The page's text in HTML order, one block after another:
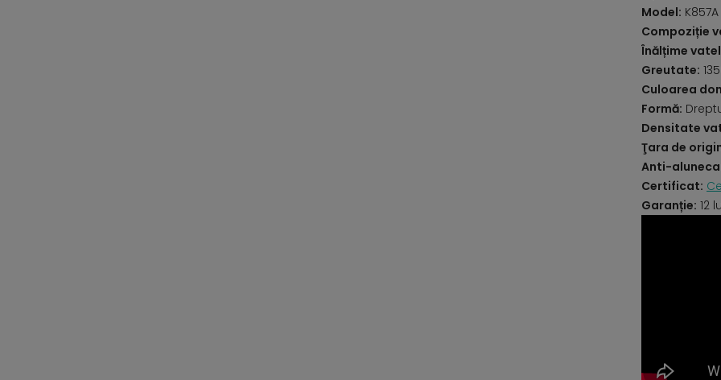
Model: K857A
Compoziție
Înălțime
Greutate:
Culoarea
Formă:
Densitate
Ţara de
Anti-
Certificat:
Garanție: 12